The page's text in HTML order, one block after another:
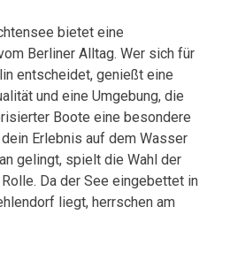
bietet eine
Berliner Alltag. Wer sich für
entscheidet, genießt eine
und eine Umgebung, die
Boote eine besondere
Erlebnis auf dem Wasser
gelingt, spielt die Wahl der
Da der See eingebettet in
liegt, herrschen am